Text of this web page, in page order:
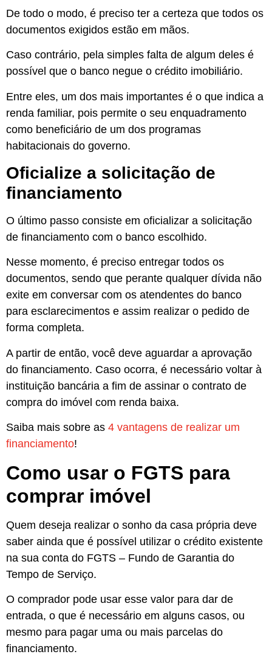
De todo o modo, é preciso ter a certeza que todos os
documentos exigidos estão em mãos.
Caso contrário, pela simples falta de algum deles é
possível que o banco negue o crédito imobiliário.
Entre eles, um dos mais importantes é o que indica a
renda familiar, pois permite o seu enquadramento
como beneficiário de um dos programas
habitacionais do governo.
Oficialize a solicitação de
financiamento
O último passo consiste em oficializar a solicitação
de financiamento com o banco escolhido.
Nesse momento, é preciso entregar todos os
documentos, sendo que perante qualquer dívida não
exite em conversar com os atendentes do banco
para esclarecimentos e assim realizar o pedido de
forma completa.
A partir de então, você deve aguardar a aprovação
do financiamento. Caso ocorra, é necessário voltar à
instituição bancária a fim de assinar o contrato de
compra do imóvel com renda baixa.
Saiba mais sobre as 4 vantagens de realizar um
financiamento!
Como usar o FGTS para
comprar imóvel
Quem deseja realizar o sonho da casa própria deve
saber ainda que é possível utilizar o crédito existente
na sua conta do FGTS – Fundo de Garantia do
Tempo de Serviço.
O comprador pode usar esse valor para dar de
entrada, o que é necessário em alguns casos, ou
mesmo para pagar uma ou mais parcelas do
financiamento.